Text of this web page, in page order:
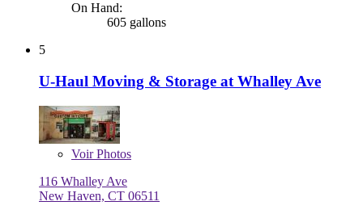
On Hand:
605 gallons
5
U-Haul Moving & Storage at Whalley Ave
VoirPhotos
116 Whalley Ave
New Haven, CT 06511